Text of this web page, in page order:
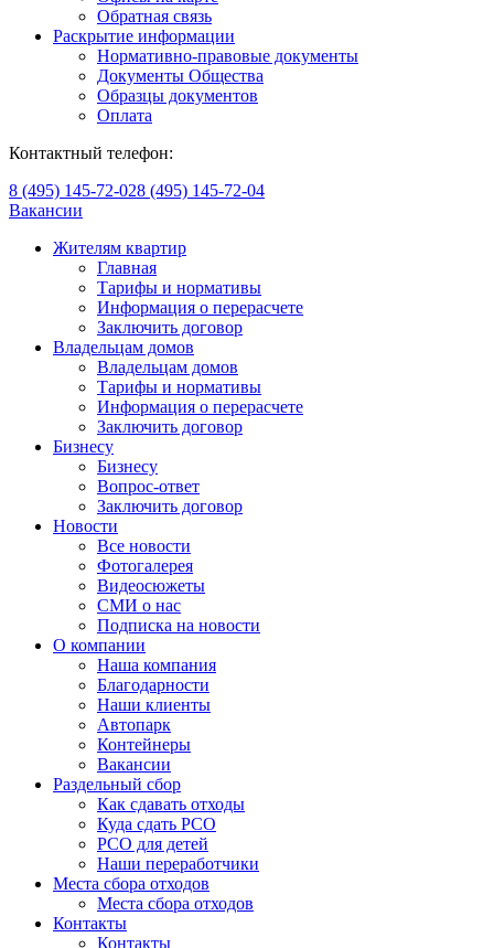
Обратная связь
Раскрытие информации
Нормативно-правовые документы
Документы Общества
Образцы документов
Оплата
Контактный телефон:
8 (495) 145-72-028 (495) 145-72-04
Вакансии
Жителям квартир
Главная
Тарифы и нормативы
Информация о перерасчете
Заключить договор
Владельцам домов
Владельцам домов
Тарифы и нормативы
Информация о перерасчете
Заключить договор
Бизнесу
Бизнесу
Вопрос-ответ
Заключить договор
Новости
Все новости
Фотогалерея
Видеосюжеты
СМИ о нас
Подписка на новости
О компании
Наша компания
Благодарности
Наши клиенты
Автопарк
Контейнеры
Вакансии
Раздельный сбор
Как сдавать отходы
Куда сдать РСО
РСО для детей
Наши переработчики
Места сбора отходов
Места сбора отходов
Контакты
Контакты